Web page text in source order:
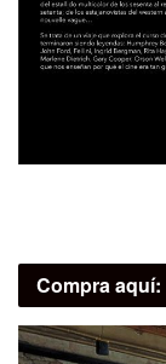
Compra aquí: